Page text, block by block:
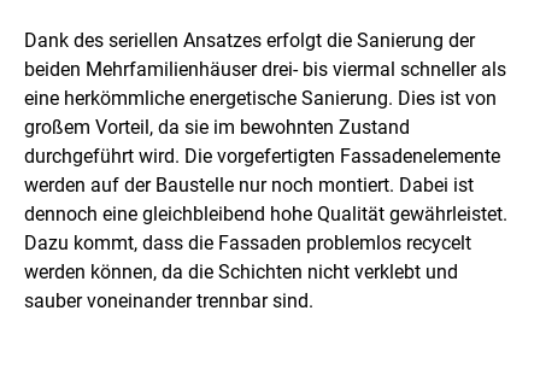
r
f
o
l
g
e
Dank des seriellen Ansatzes erfolgt die Sanierung der
beiden Mehrfamilienhäuser drei- bis viermal schneller als
eine herkömmliche energetische Sanierung. Dies ist von
großem Vorteil, da sie im bewohnten Zustand
durchgeführt wird. Die vorgefertigten Fassadenelemente
werden auf der Baustelle nur noch montiert. Dabei ist
dennoch eine gleichbleibend hohe Qualität gewährleistet.
Dazu kommt, dass die Fassaden problemlos recycelt
werden können, da die Schichten nicht verklebt und
sauber voneinander trennbar sind.